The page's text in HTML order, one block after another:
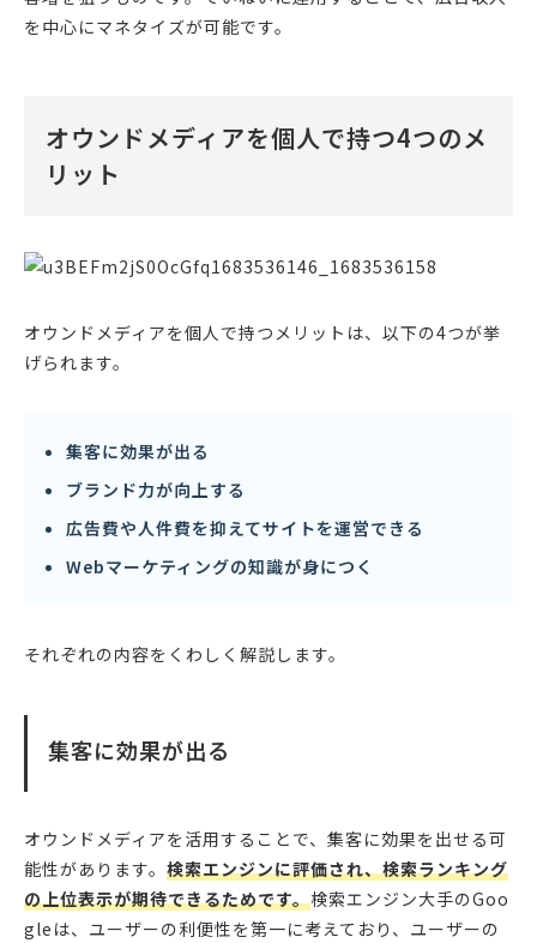
を中心にマネタイズが可能です。
オウンドメディアを個人で持つ4つのメ
リット
オウンドメディアを個人で持つメリットは、以下の4つが挙
げられます。
集客に効果が出る
ブランド力が向上する
広告費や人件費を抑えてサイトを運営できる
Webマーケティングの知識が身につく
それぞれの内容をくわしく解説します。
集客に効果が出る
オウンドメディアを活用することで、集客に効果を出せる可
能性があります。 検索エンジンに評価され、検索ランキング
の上位表示が期待できるためです。検索エンジン大手のGoo
gleは、ユーザーの利便性を第一に考えており、ユーザーの